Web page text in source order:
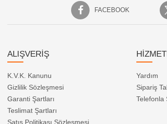
FACEBOOK
ALIŞVERİŞ
K.V.K. Kanunu
Gizlilik Sözleşmesi
Garanti Şartları
Teslimat Şartları
Satış Politikası Sözleşmesi
Yardım
Sipariş
Telefonla